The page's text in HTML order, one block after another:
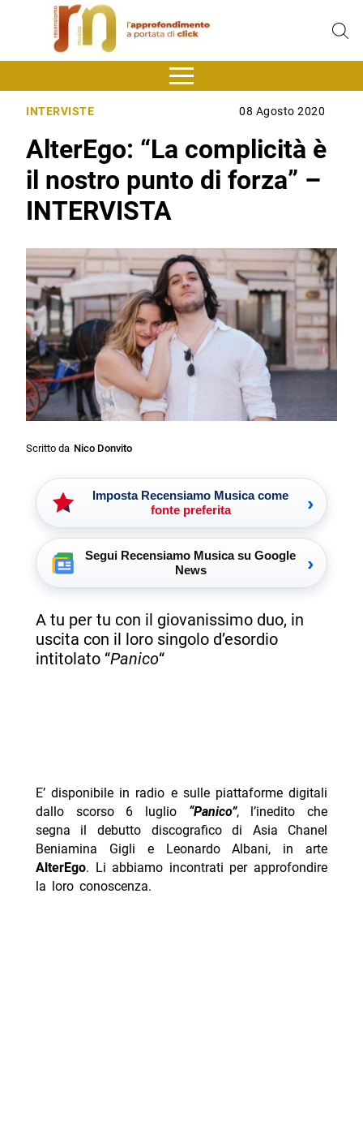
INTERVISTE 08 Agosto 2020
AlterEgo: “La complicità è
il nostro punto di forza” –
INTERVISTA
Scritto da Nico Donvito
Imposta Recensiamo Musica come
fonte preferita
›
Segui Recensiamo Musica su Google
News
›
A tu per tu con il giovanissimo duo, in
uscita con il loro singolo d’esordio
intitolato “Panico“
E’ disponibile in radio e sulle piattaforme digitali
dallo scorso 6 luglio “Panico”, l’inedito che
segna il debutto discografico di Asia Chanel
Beniamina Gigli e Leonardo Albani, in arte
AlterEgo. Li abbiamo incontrati per approfondire
la loro conoscenza.